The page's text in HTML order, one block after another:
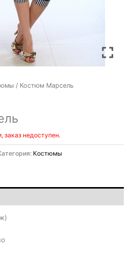
/ Костюм Марсель
заказ недоступен.
Костюмы